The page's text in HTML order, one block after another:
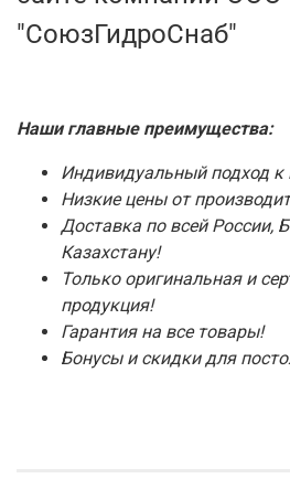
"СоюзГидроСнаб"
Наши главные преимущества:
Индивидуальный подход к
Низкие цены от
Доставка по всей России,
Казахстану!
Только оригинальная и
продукция!
Гарантия на все товары!
Бонусы и скидки для